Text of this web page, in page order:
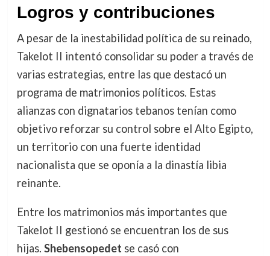
Logros y contribuciones
A pesar de la inestabilidad política de su reinado,
Takelot II intentó consolidar su poder a través de
varias estrategias, entre las que destacó un
programa de matrimonios políticos. Estas
alianzas con dignatarios tebanos tenían como
objetivo reforzar su control sobre el Alto Egipto,
un territorio con una fuerte identidad
nacionalista que se oponía a la dinastía libia
reinante.
Entre los matrimonios más importantes que
Takelot II gestionó se encuentran los de sus
hijas. Shebensopedet se casó con